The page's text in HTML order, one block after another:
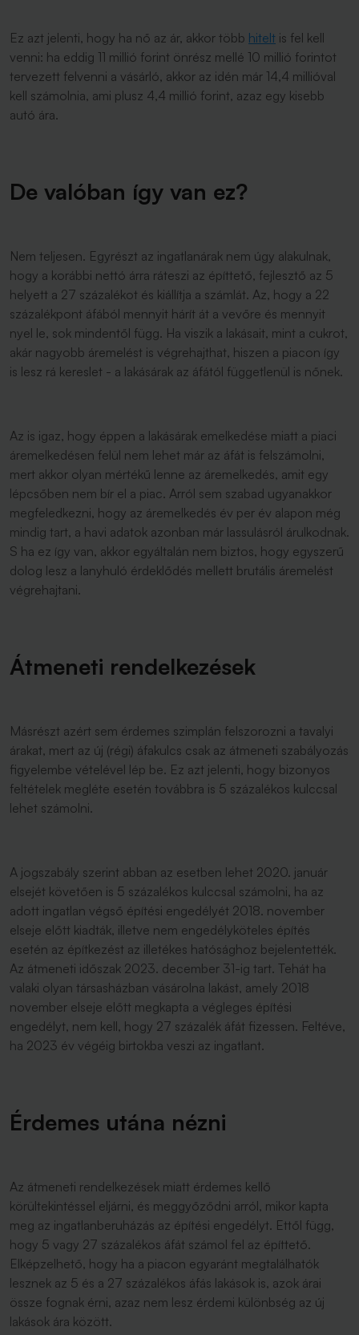
Ez azt jelenti, hogy ha nő az ár, akkor több hitelt is fel kell
venni: ha eddig 11 millió forint önrész mellé 10 millió forintot
tervezett felvenni a vásárló, akkor az idén már 14,4 millióval
kell számolnia, ami plusz 4,4 millió forint, azaz egy kisebb
autó ára.
De valóban így van ez?
Nem teljesen. Egyrészt az ingatlanárak nem úgy alakulnak,
hogy a korábbi nettó árra ráteszi az építtető, fejlesztő az 5
helyett a 27 százalékot és kiállítja a számlát. Az, hogy a 22
százalékpont áfából mennyit hárít át a vevőre és mennyit
nyel le, sok mindentől függ. Ha viszik a lakásait, mint a cukrot,
akár nagyobb áremelést is végrehajthat, hiszen a piacon így
is lesz rá kereslet - a lakásárak az áfától függetlenül is nőnek.
Az is igaz, hogy éppen a lakásárak emelkedése miatt a piaci
áremelkedésen felül nem lehet már az áfát is felszámolni,
mert akkor olyan mértékű lenne az áremelkedés, amit egy
lépcsőben nem bír el a piac. Arról sem szabad ugyanakkor
megfeledkezni, hogy az áremelkedés év per év alapon még
mindig tart, a havi adatok azonban már lassulásról árulkodnak.
S ha ez így van, akkor egyáltalán nem biztos, hogy egyszerű
dolog lesz a lanyhuló érdeklődés mellett brutális áremelést
végrehajtani.
Átmeneti rendelkezések
Másrészt azért sem érdemes szimplán felszorozni a tavalyi
árakat, mert az új (régi) áfakulcs csak az átmeneti szabályozás
figyelembe vételével lép be. Ez azt jelenti, hogy bizonyos
feltételek megléte esetén továbbra is 5 százalékos kulccsal
lehet számolni.
A jogszabály szerint abban az esetben lehet 2020. január
elsejét követően is 5 százalékos kulccsal számolni, ha az
adott ingatlan végső építési engedélyét 2018. november
elseje előtt kiadták, illetve nem engedélyköteles építés
esetén az építkezést az illetékes hatósághoz bejelentették.
Az átmeneti időszak 2023. december 31-ig tart. Tehát ha
valaki olyan társasházban vásárolna lakást, amely 2018
november elseje előtt megkapta a végleges építési
engedélyt, nem kell, hogy 27 százalék áfát fizessen. Feltéve,
ha 2023 év végéig birtokba veszi az ingatlant.
Érdemes utána nézni
Az átmeneti rendelkezések miatt érdemes kellő
körültekintéssel eljárni, és meggyőződni arról, mikor kapta
meg az ingatlanberuházás az építési engedélyt. Ettől függ,
hogy 5 vagy 27 százalékos áfát számol fel az építtető.
Elképzelhető, hogy ha a piacon egyaránt megtalálhatók
lesznek az 5 és a 27 százalékos áfás lakások is, azok árai
össze fognak érni, azaz nem lesz érdemi különbség az új
lakások ára között.